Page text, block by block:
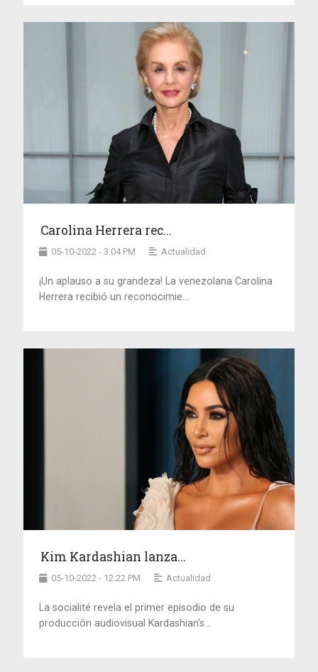
Carolina Herrera rec...
05-10-2022 - 3:04 PM Actualidad
¡Un aplauso a su grandeza! La venezolana Carolina
Herrera recibió un reconocimie...
Kim Kardashian lanza...
05-10-2022 - 12:22 PM Actualidad
La socialité revela el primer episodio de su
producción audiovisual Kardashian’s...